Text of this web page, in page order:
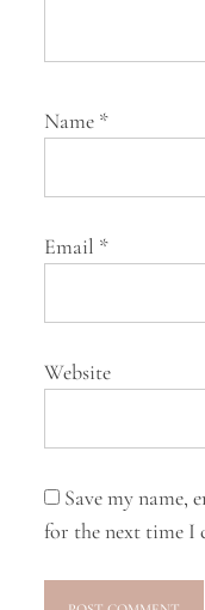
Name *
Email *
Website
Save my name,
for the next time I